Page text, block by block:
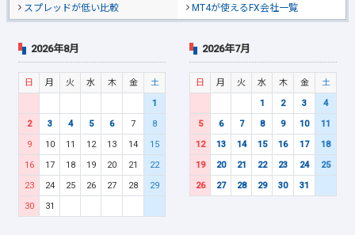
スプレッドが低い比較
MT4が使えるFX会社一覧
2026年8月
日 月 火 水 木 金
土
1
2
3 4 5 6 7
8
9
10 11 12 13 14
15
16
17 18 19 20 21
22
23
24 25 26 27 28
29
30
31
2026年7月
日 月 火 水 木 金
土
1
2 3
4
5
6 7 8 9 10
11
12
13 14 15 16 17
18
19
20 21 22 23 24
25
26
27 28 29 30 31